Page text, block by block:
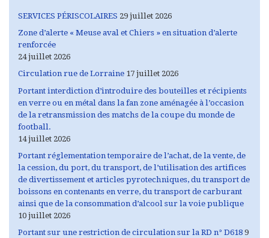
SERVICES PÉRISCOLAIRES 29 juillet 2026
Zone d’alerte « Meuse aval et Chiers » en situation d’alerte
renforcée
24 juillet 2026
Circulation rue de Lorraine 17 juillet 2026
Portant interdiction d’introduire des bouteilles et récipients
en verre ou en métal dans la fan zone aménagée à l’occasion
de la retransmission des matchs de la coupe du monde de
football.
14 juillet 2026
Portant réglementation temporaire de l’achat, de la vente, de
la cession, du port, du transport, de l’utilisation des artifices
de divertissement et articles pyrotechniques, du transport de
boissons en contenants en verre, du transport de carburant
ainsi que de la consommation d’alcool sur la voie publique
10 juillet 2026
Portant sur une restriction de circulation sur la RD n° D618 9